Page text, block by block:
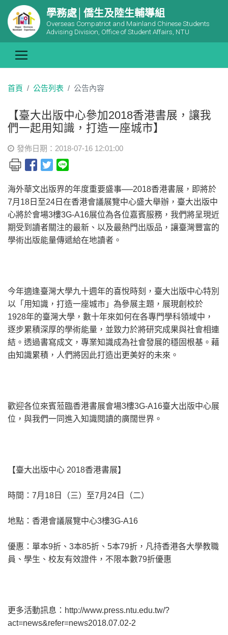
學務處│僑生及陸生輔導組
Overseas Compatriot and Mainland Chinese Students
Advising Division, Office of Student Affairs, NTU
首頁 公告列表 公告內容
【臺大出版中心參加2018香港書展，讓我
們一起用知識，打造一座城市】
發佈日期：2018-07-16 12:01:00
海外華文出版界的年度重要盛事──2018香港書展，即將於
7月18日至24日在香港會議展覽中心盛大舉辦，臺大出版中
心將於會場3樓3G-A16展位為各位嘉賓服務，我們將呈現近
期受到讀者關注的最新、以及最熱門出版品，讓臺灣豐富的
學術出版能量傳遞給在地讀者。
今年適逢臺灣大學九十週年的喜悅時刻，臺大出版中心特別
以「用知識，打造一座城市」為參展主題，展現創校於
1928年的臺灣大學，數十年來如何在各專門學科領域中，
逐步累積深厚的學術能量，並致力於將研究成果與社會相連
結。透過書寫成文，專業知識成為社會發展的穩固根基。藉
由知識累積，人們將因此打造出更美好的未來。
歡迎各位來賓蒞臨香港書展會場3樓3G-A16臺大出版中心展
位，與我們一同進入知識閱讀的廣闊世界。
【臺大出版中心 2018香港書展】
時間：7月18日（三）至7月24日（二）
地點：香港會議展覽中心3樓3G-A16
優惠：單本9折、3本85折、5本79折，凡持香港各大學教職
員、學生、校友有效證件，不限本數79折優惠
更多活動訊息：http://www.press.ntu.edu.tw/?
act=news&refer=news2018.07.02-2